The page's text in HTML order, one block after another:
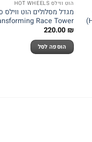
אש (Hot Wheels City T-Rex Chomp Fire Station)
הוט ווילס HOT WHEELS
Race Tower)
220.00 ₪
הוספה לסל